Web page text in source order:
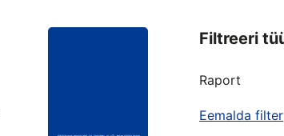
Filtreeri
Raport
Eemalda filter